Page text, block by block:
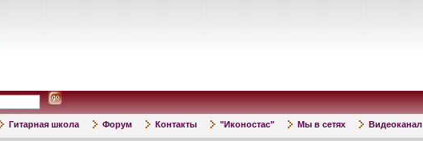
Гитарная школа Форум Контакты "Иконостас" Мы в сетях Видеоканал